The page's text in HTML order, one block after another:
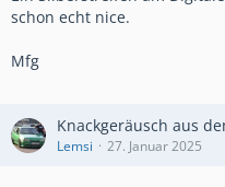
schon echt nice.
Mfg
Knackgeräusch aus
Lemsi 27. Januar 2025